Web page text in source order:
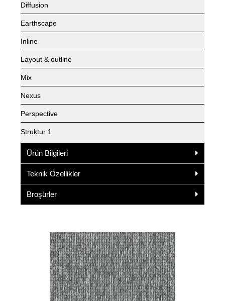
Diffusion
Earthscape
Inline
Layout & outline
Mix
Nexus
Perspective
Struktur 1
Ürün Bilgileri
Teknik Özellikler
Broşürler